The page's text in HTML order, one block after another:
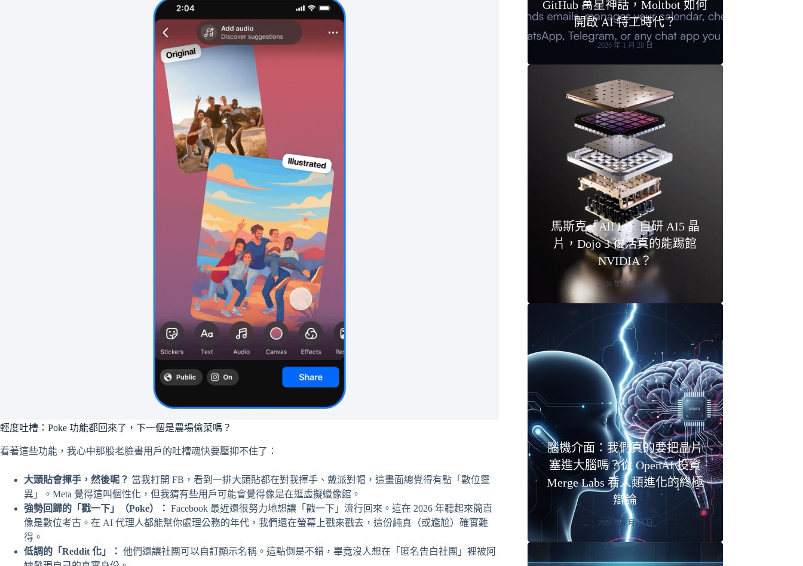
輕度吐槽：Poke 功能都回來了，下一個是農場偷菜嗎？
看著這些功能，我心中那股老臉書用戶的吐槽魂快要壓抑不住了：
大頭貼會揮手，然後呢？ 當我打開 FB，看到一排大頭貼都在對我揮手、戴派對帽，這畫面總覺得有點「數位靈
異」。Meta 覺得這叫個性化，但我猜有些用戶可能會覺得像是在逛虛擬蠟像館。
強勢回歸的「戳一下」（Poke）： Facebook 最近還很努力地想讓「戳一下」流行回來。這在 2026 年聽起來簡直
像是數位考古。在 AI 代理人都能幫你處理公務的年代，我們還在螢幕上戳來戳去，這份純真（或尷尬）確實難
得。
低調的「Reddit 化」： 他們還讓社團可以自訂顯示名稱。這點倒是不錯，畢竟沒人想在「匿名告白社團」裡被阿
GitHub 萬星神話，Moltbot 如何
開啟 AI 特工時代？
2026 年 1 月 28 日
馬斯克「All In」自研 AI5 晶
片，Dojo 3 復活真的能踢館
NVIDIA？
2026 年 1 月 20 日
腦機介面：我們真的要把晶片
塞進大腦嗎？從 OpenAI 投資
Merge Labs 看人類進化的終極
辯論
2026 年 1 月 16 日